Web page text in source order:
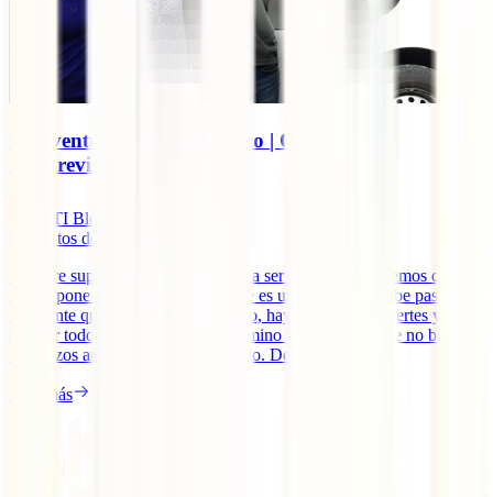
La aventura de Luly y Coco | Octubre’17
“Imprevistos”
IATI Blog
minutos de lectura
Siempre supimos que viajar no iba a ser nada fácil. Sabemos que la
ruta te pone constantes trabas y que es uno el que las debe pasar. Si
realmente queremos seguir viajando, hay que hacerse fuertes y
superar todos los problemas del camino y principalmente no bajar
los brazos ante el primer desperfecto. Desde el [...]
Leer más